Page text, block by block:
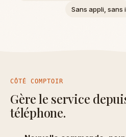
Sans appli, sans
CÔTÉ COMPTOIR
Gère le service
téléphone.